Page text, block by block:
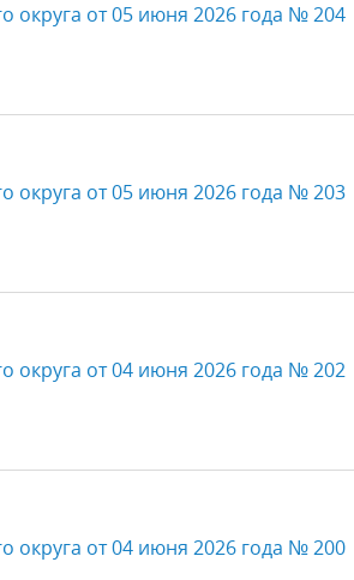
округа от 05 июня 2026 года № 204
округа от 05 июня 2026 года № 203
округа от 04 июня 2026 года № 202
округа от 04 июня 2026 года № 200